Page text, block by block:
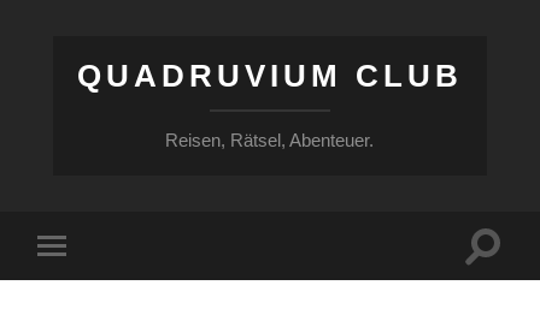
QUADRUVIUM CLUB
Reisen, Rätsel, Abenteuer.
Menü